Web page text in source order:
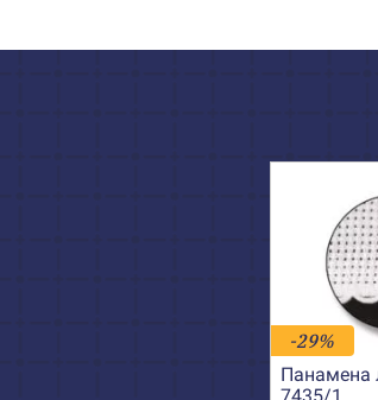
-29%
Панамена